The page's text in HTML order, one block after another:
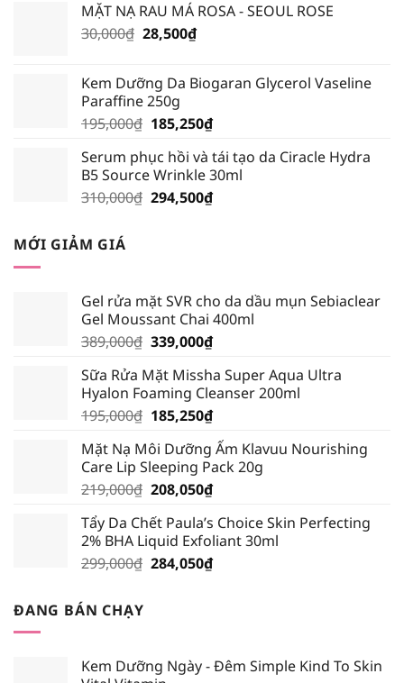
135,000₫.là:
MẶT NẠ RAU MÁ ROSA - SEOUL ROSE
30,000₫ Giá
30,000₫.
28,500₫Giá
là:
Kem Dưỡng Da Biogaran Glycerol Vaseline
Paraffine 250g
195,000₫ Giá
là:
195,000₫.
185,250₫Giá
tại
là:
185,250₫.
Serum phục hồi và tái tạo da Ciracle Hydra
B5 Source Wrinkle 30ml
310,000₫ Giá
294,500₫Giá
MỚI GIẢM GIÁ
Gel rửa mặt SVR cho da dầu mụn Sebiaclear
Gel Moussant Chai 400ml
389,000₫ Giá
là:
389,000₫.
339,000₫Giá
tại
là:
339,000₫.
Sữa Rửa Mặt Missha Super Aqua Ultra
Hyalon Foaming Cleanser 200ml
195,000₫ Giá
là:
195,000₫.
185,250₫Giá
tại
là:
185,250₫.
Mặt Nạ Môi Dưỡng Ẩm Klavuu Nourishing
Care Lip Sleeping Pack 20g
219,000₫ Giá
là:
219,000₫.
208,050₫Giá
tại
là:
208,050₫.
Tẩy Da Chết Paula’s Choice Skin Perfecting
2% BHA Liquid Exfoliant 30ml
299,000₫ Giá
284,050₫Giá
ĐANG BÁN CHẠY
Kem Dưỡng Ngày - Đêm Simple Kind To Skin